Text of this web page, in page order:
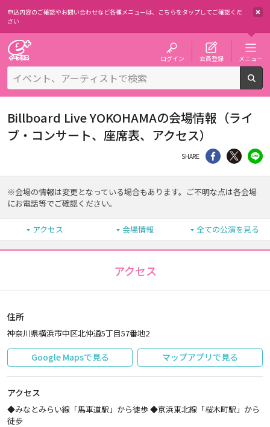
申込内容のご確認やお問い合わせなど各種メニューは、 こちらをタップしてご確認くだ
さい
ログイン 会員登録 メニュー
Billboard Live YOKOHAMAの会場情報（ライ
ブ・コンサート、座席表、アクセス）
SHARE シェア Twitter
※会場の情報は変更となっている場合もあります。ご不明な点は各会場
にお電話等でご確認ください。
アクセス 会場情報 全ての公演を見る
アクセス
住所
神奈川県横浜市中区北仲通5丁目57番地2
Google Mapsで見る マップアプリで見る
アクセス
◆みなとみらい線「馬車道駅」から徒歩 ◆京浜東北線「桜木町駅」から
徒歩